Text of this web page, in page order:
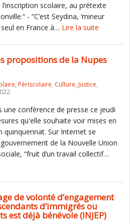
scolaire, au prétexte
- “C’est Seydina, ‘mineur
en France à… Lire la suite
propositions de la Nupes
, Périscolaire, Culture, Justice,
une conférence de presse ce jeudi
qu'elle souhaite voir mises en
quinquennat. Sur Internet se
de la Nouvelle Union
“fruit d’un travail collectif…
de volonté d’engagement
d’immigrés ou
est déjà bénévole (INJEP)